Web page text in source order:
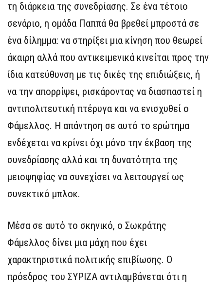
τη διάρκεια της συνεδρίασης. Σε ένα τέτοιο
σενάριο, η ομάδα Παππά θα βρεθεί μπροστά σε
ένα δίλημμα: να στηρίξει μια κίνηση που θεωρεί
άκαιρη αλλά που αντικειμενικά κινείται προς την
ίδια κατεύθυνση με τις δικές της επιδιώξεις, ή
να την απορρίψει, ρισκάροντας να διασπαστεί η
αντιπολιτευτική πτέρυγα και να ενισχυθεί ο
Φάμελλος. Η απάντηση σε αυτό το ερώτημα
ενδέχεται να κρίνει όχι μόνο την έκβαση της
συνεδρίασης αλλά και τη δυνατότητα της
μειοψηφίας να συνεχίσει να λειτουργεί ως
συνεκτικό μπλοκ.
Μέσα σε αυτό το σκηνικό, ο Σωκράτης
Φάμελλος δίνει μια μάχη που έχει
χαρακτηριστικά πολιτικής επιβίωσης. Ο
πρόεδρος του ΣΥΡΙΖΑ αντιλαμβάνεται ότι η